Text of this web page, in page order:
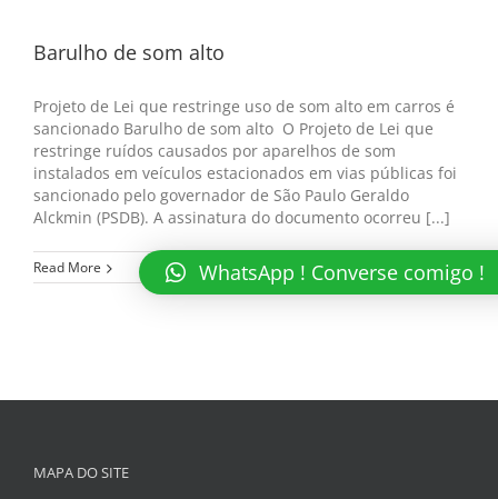
Barulho de som alto
Projeto de Lei que restringe uso de som alto em carros é
sancionado Barulho de som alto O Projeto de Lei que
restringe ruídos causados por aparelhos de som
instalados em veículos estacionados em vias públicas foi
sancionado pelo governador de São Paulo Geraldo
Alckmin (PSDB). A assinatura do documento ocorreu [...]
Read More
MAPA DO SITE
WhatsApp ! Converse comigo !